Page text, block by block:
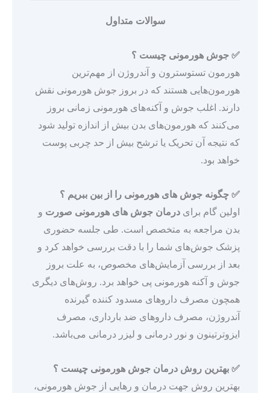
سوالات متداول
✅ جوش هورمونی چیست ؟
هورمون تستوسترون و آندروژن از مهم‌ترین
هورمون‌هایی هستند که در بروز جوش هورمونی نقش
دارند. اغلب جوش و آکنه‌های هورمونی زمانی بروز
می‌کنند که هورمون‌های بدن بیش از اندازه تولید شود
که نتیجه آن تحریک یا ترشح بیش از حد چربی پوست
خواهد بود.
✅ چگونه جوش های هورمونی را از بین ببریم ؟
اولین گام برای درمان جوش های هورمونی صورت و
بدن مراجعه به متخصص است. طی جلسه حضوری
پزشک جوش‌های شما را با دقت بررسی خواهد کرد و
بعد از بررسی آزمایش‌های مخصوص، به علت بروز
جوش و آکنه هورمونی پی خواهد برد. روش‌های دیگری
همچون مصرف داروهای مسدود کننده گیرنده
آندروژن، مصرف داروهای ضد بارداری، مصرف
ایزوترتینون و نور درمانی و لیزر درمانی می‌باشد.
✅ بهترین روش درمان جوش هورمونی چیست ؟
بهترین روش جهت درمان و رهایی از جوش هورمونی،